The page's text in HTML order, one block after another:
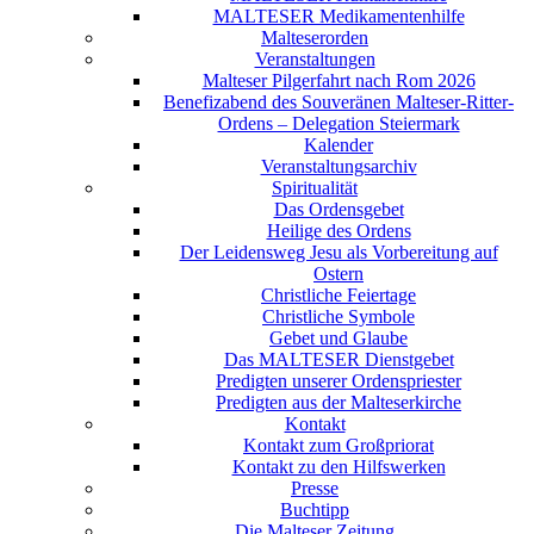
MALTESER Medikamentenhilfe
Malteserorden
Veranstaltungen
Malteser Pilgerfahrt nach Rom 2026
Benefizabend des Souveränen Malteser-Ritter-
Ordens – Delegation Steiermark
Kalender
Veranstaltungsarchiv
Spiritualität
Das Ordensgebet
Heilige des Ordens
Der Leidensweg Jesu als Vorbereitung auf
Ostern
Christliche Feiertage
Christliche Symbole
Gebet und Glaube
Das MALTESER Dienstgebet
Predigten unserer Ordenspriester
Predigten aus der Malteserkirche
Kontakt
Kontakt zum Großpriorat
Kontakt zu den Hilfswerken
Presse
Buchtipp